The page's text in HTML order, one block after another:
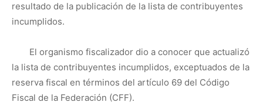
resultado de la publicación de la lista de contribuyentes
incumplidos.
El organismo fiscalizador dio a conocer que actualizó
la lista de contribuyentes incumplidos, exceptuados de la
reserva fiscal en términos del artículo 69 del Código
Fiscal de la Federación (CFF).